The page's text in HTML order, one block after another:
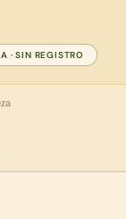
· SIN REGISTRO